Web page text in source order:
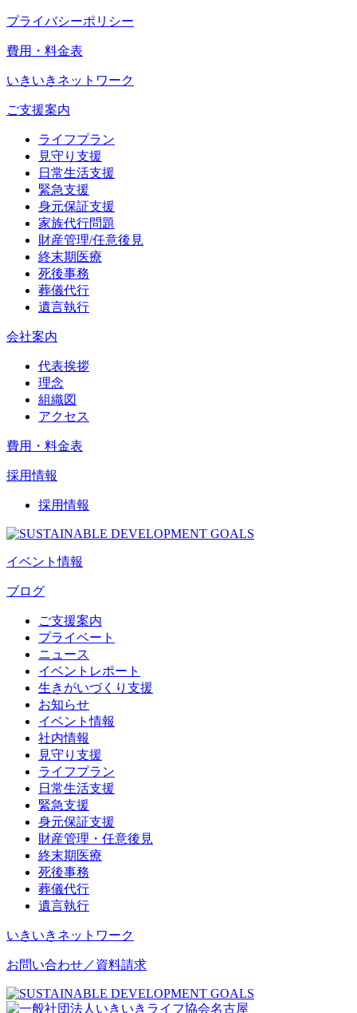
プライバシーポリシー
費用・料金表
いきいきネットワーク
ご支援案内
ライフプラン
見守り支援
日常生活支援
緊急支援
身元保証支援
家族代行問題
財産管理/任意後見
終末期医療
死後事務
葬儀代行
遺言執行
会社案内
代表挨拶
理念
組織図
アクセス
費用・料金表
採用情報
採用情報
イベント情報
ブログ
ご支援案内
プライベート
ニュース
イベントレポート
生きがいづくり支援
お知らせ
イベント情報
社内情報
見守り支援
ライフプラン
日常生活支援
緊急支援
身元保証支援
財産管理・任意後見
終末期医療
死後事務
葬儀代行
遺言執行
いきいきネットワーク
お問い合わせ／資料請求